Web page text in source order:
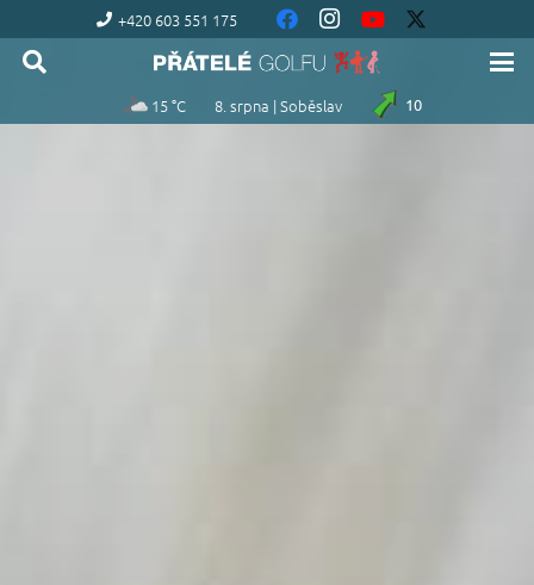
+420 603 551 175
15 °C 8. srpna | Soběslav 10